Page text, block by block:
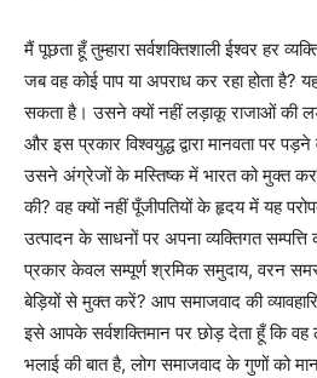
मैं पूछता हूँ तुम्हारा सर्वशक्तिशाली ईश्वर हर
जब वह कोई पाप या अपराध कर रहा होता है?
सकता है। उसने क्यों नहीं लड़ाकू राजाओं की
और इस प्रकार विश्वयुद्ध द्वारा मानवता पर पड़ने
उसने अंग्रेजों के मस्तिष्क में भारत को मुक्त कर
की? वह क्यों नहीं पूँजीपतियों के हृदय में यह
उत्पादन के साधनों पर अपना व्यक्तिगत
प्रकार केवल सम्पूर्ण श्रमिक समुदाय, वरन
बेड़ियों से मुक्त करें? आप समाजवाद की
इसे आपके सर्वशक्तिमान पर छोड़ देता हूँ कि
भलाई की बात है, लोग समाजवाद के गुणों को